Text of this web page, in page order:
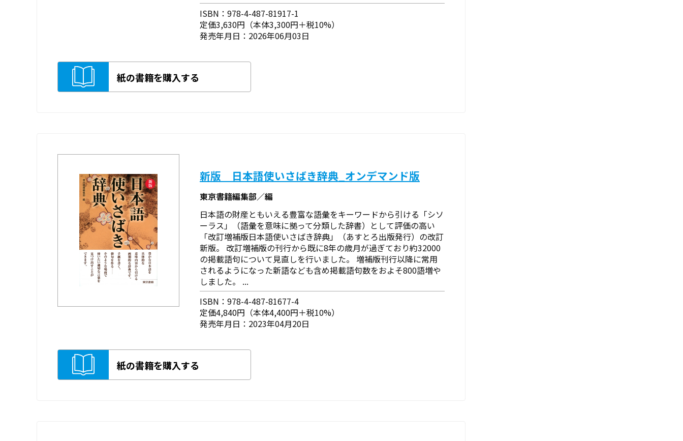
ISBN：978-4-487-81917-1
定価3,630円（本体3,300円＋税10%）
発売年月日：2026年06月03日
紙の書籍を購入する
新版 日本語使いさばき辞典_オンデマンド版
東京書籍編集部／編
日本語の財産ともいえる豊富な語彙をキーワードから引ける「シソ
ーラス」（語彙を意味に拠って分類した辞書）として評価の高い
「改訂増補版日本語使いさばき辞典」（あすとろ出版発行）の改訂
新版。 改訂増補版の刊行から既に8年の歳月が過ぎており約32000
の掲載語句について見直しを行いました。 増補版刊行以降に常用
されるようになった新語なども含め掲載語句数をおよそ800語増や
しました。 ...
ISBN：978-4-487-81677-4
定価4,840円（本体4,400円＋税10%）
発売年月日：2023年04月20日
紙の書籍を購入する